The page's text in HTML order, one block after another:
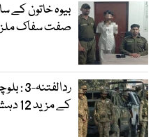
بیوہ خاتون کے
صفت سفاک
کے مزید 12 دہشت گرد ہلاک